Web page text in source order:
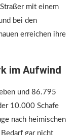
mit einem
bei den
erreichen ihre
im Aufwind
und 86.795
10.000 Schafe
nach heimischen
gar nicht